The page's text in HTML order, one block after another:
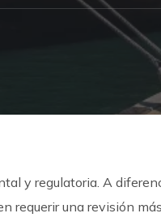
y regulatoria. A
requerir una revisión